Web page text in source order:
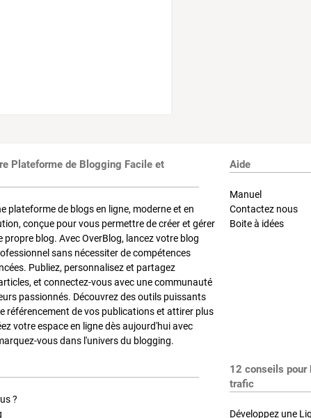
Plateforme de Blogging Facile et
plateforme de blogs en ligne, moderne et en
conçue pour vous permettre de créer et gérer
propre blog. Avec OverBlog, lancez votre blog
sans nécessiter de compétences
Publiez, personnalisez et partagez
et connectez-vous avec une communauté
passionnés. Découvrez des outils puissants
référencement de vos publications et attirer plus
votre espace en ligne dès aujourd'hui avec
vous dans l'univers du blogging.
Aide
Manuel
Contactez nous
Boite à idées
?
12 conseils pour
trafic
Développez une